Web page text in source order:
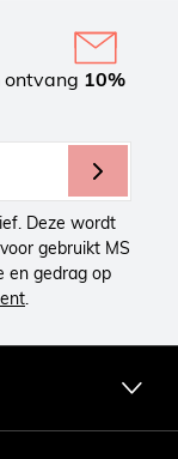
ontvang 10%
Deze wordt
gebruikt MS
en gedrag op